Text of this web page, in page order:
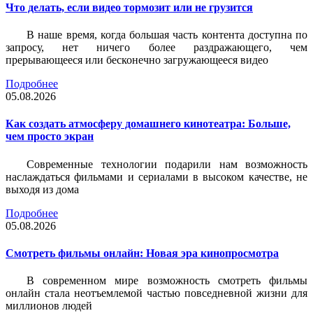
Что делать, если видео тормозит или не грузится
В наше время, когда большая часть контента доступна по
запросу, нет ничего более раздражающего, чем
прерывающееся или бесконечно загружающееся видео
Подробнее
05.08.2026
Как создать атмосферу домашнего кинотеатра: Больше,
чем просто экран
Современные технологии подарили нам возможность
наслаждаться фильмами и сериалами в высоком качестве, не
выходя из дома
Подробнее
05.08.2026
Смотреть фильмы онлайн: Новая эра кинопросмотра
В современном мире возможность смотреть фильмы
онлайн стала неотъемлемой частью повседневной жизни для
миллионов людей